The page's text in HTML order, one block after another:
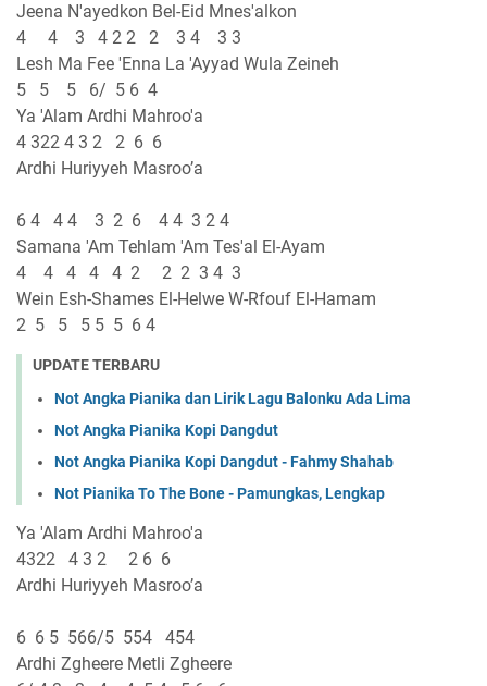
Jeena N'ayedkon Bel-Eid Mnes'alkon
4 4 3 4 2 2 2 3 4 3 3
Lesh Ma Fee 'Enna La 'Ayyad Wula Zeineh
5 5 5 6/ 5 6 4
Ya 'Alam Ardhi Mahroo'a
4 322 4 3 2 2 6 6
Ardhi Huriyyeh Masroo’a
6 4 4 4 3 2 6 4 4 3 2 4
Samana 'Am Tehlam 'Am Tes'al El-Ayam
4 4 4 4 4 2 2 2 3 4 3
Wein Esh-Shames El-Helwe W-Rfouf El-Hamam
2 5 5 5 5 5 6 4
UPDATE TERBARU
Not Angka Pianika dan Lirik Lagu Balonku Ada Lima
Not Angka Pianika Kopi Dangdut
Not Angka Pianika Kopi Dangdut - Fahmy Shahab
Not Pianika To The Bone - Pamungkas, Lengkap
Ya 'Alam Ardhi Mahroo'a
4322 4 3 2 2 6 6
Ardhi Huriyyeh Masroo’a
6 6 5 566/5 554 454
Ardhi Zgheere Metli Zgheere